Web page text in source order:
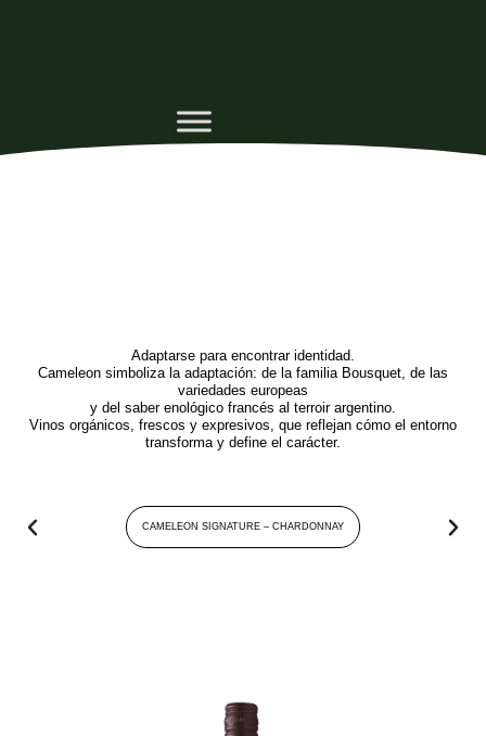
Adaptarse para encontrar identidad.
Cameleon simboliza la adaptación: de la familia Bousquet, de las
variedades europeas
y del saber enológico francés al terroir argentino.
Vinos orgánicos, frescos y expresivos, que reflejan cómo el entorno
transforma y define el carácter.
CAMELEON SIGNATURE – CHARDONNAY